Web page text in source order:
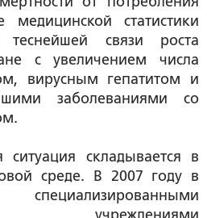
медицинской статистики
теснейшей связи роста
с увеличением числа
вирусным гепатитом и
заболеваниями со
ситуация складывается в
среде. В 2007 году в
учреждениями